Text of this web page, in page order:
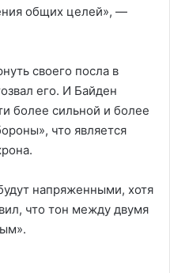
общих целей», —
своего посла в
его. И Байден
более сильной и более
что является
напряженными, хотя
что тон между двумя